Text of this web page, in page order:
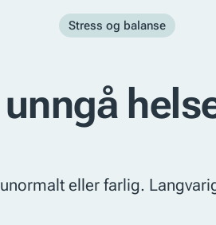
Stress og balanse
eller farlig.